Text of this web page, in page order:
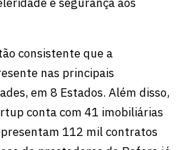
consistente que a
nas principais
em 8 Estados. Além disso,
conta com 41 imobiliárias
112 mil contratos